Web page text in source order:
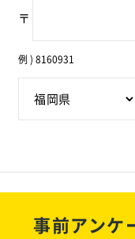
〒
例 ) 8160931
事前アンケ